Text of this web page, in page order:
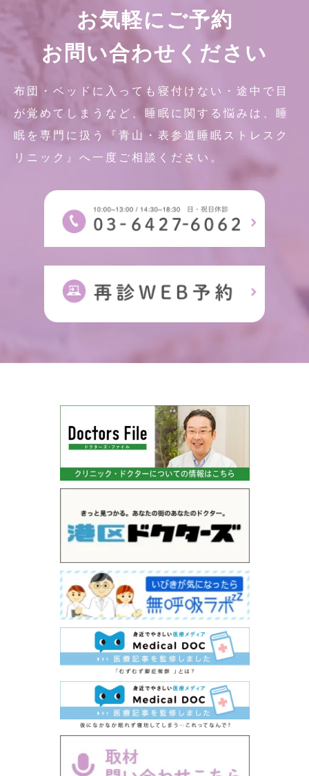
お気軽にご予約
お問い合わせください
布団・ベッドに入っても寝付けない・途中で目
が覚めてしまうなど、睡眠に関する悩みは、睡
眠を専門に扱う『青山・表参道睡眠ストレスク
リニック』へ一度ご相談ください。